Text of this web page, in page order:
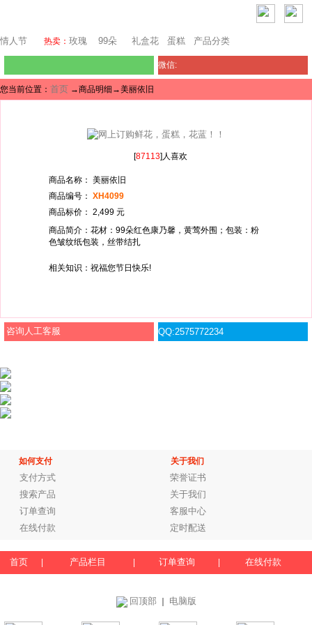
情人节 热卖： 玫瑰 99朵 礼盒花 蛋糕 产品分类
微信:
您当前位置： 首页 →商品明细→美丽依旧
[87113]人喜欢
商品名称： 美丽依旧
商品编号： XH4099
商品标价： 2,499 元
商品简介：花材：99朵红色康乃馨，黄莺外围；包装：粉
色皱纹纸包装，丝带结扎
相关知识：祝福您节日快乐!
咨询人工客服 QQ:2575772234
如何支付 关于我们
支付方式
荣誉证书
搜索产品
关于我们
订单查询
客服中心
在线付款
定时配送
首页 产品栏目 订单查询 在线付款
回顶部 电脑版